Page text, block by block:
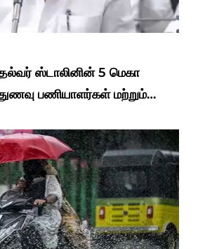
ஸ்டாலினின் 5 மெகா
பணியாளர்கள் மற்றும்